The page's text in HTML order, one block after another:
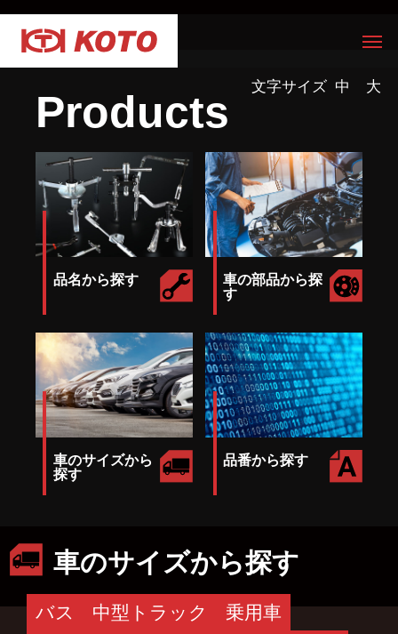
文字サイズ 中 大
Products
品名から探す
車の部品から探
す
車のサイズから
探す
品番から探す
車のサイズから探す
バス 中型トラック
乗用車